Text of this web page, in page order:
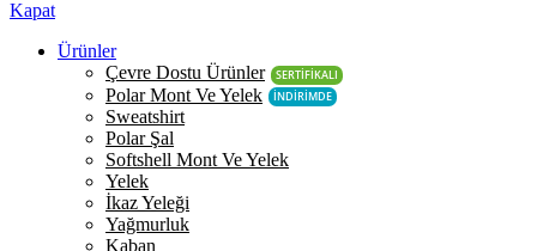
Kapat
Ürünler
Çevre Dostu Ürünler
SERTİFİKALI
Polar Mont Ve Yelek İNDİRİMDE
Sweatshirt
Polar Şal
Softshell Mont Ve Yelek
Yelek
İkaz Yeleği
Yağmurluk
Kaban